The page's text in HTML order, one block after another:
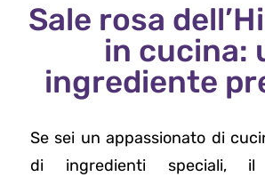
Sale rosa
in cucina:
ingrediente
Se sei un appassionato di
di ingredienti speciali,